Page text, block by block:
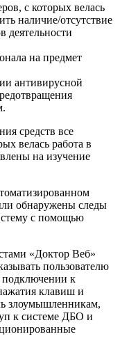
с которых велась
наличие/отсутствие
деятельности
на предмет
антивирусной
средств все
велась работа в
на изучение
обнаружены следы
с помощью
«Доктор Веб»
пользователю
подключении к
клавиш и
злоумышленникам,
к системе ДБО и